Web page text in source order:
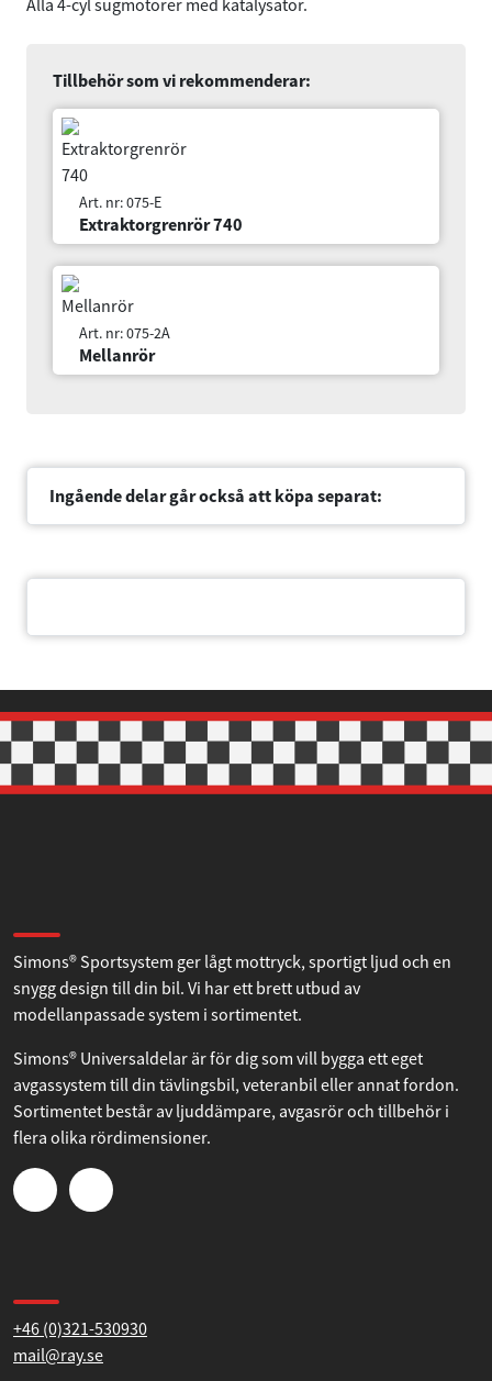
Alla 4-cyl sugmotorer med katalysator.
Tillbehör som vi rekommenderar:
Art. nr: 075-E
Extraktorgrenrör 740
Art. nr: 075-2A
Mellanrör
Ingående delar går också att köpa separat:
Om Simons
Simons® Sportsystem ger lågt mottryck, sportigt ljud och en
modellanpassade system i sortimentet.
Simons® Universaldelar är för dig som vill bygga ett eget
avgassystem till din tävlingsbil, veteranbil eller annat fordon.
flera olika rördimensioner.
Kontakta oss